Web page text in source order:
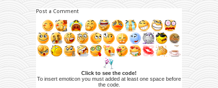
Post a Comment
Click to see the code!
To insert emoticon you must added at least one space before
the code.